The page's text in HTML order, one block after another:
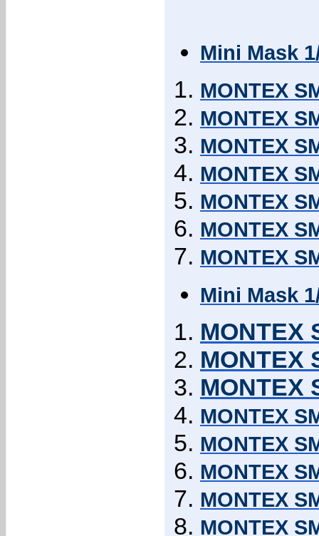
Mini Mask
MONTEX
MONTEX
MONTEX
MONTEX
MONTEX
MONTEX
MONTEX
Mini Mask
MONTEX
MONTEX
MONTEX
MONTEX
MONTEX
MONTEX
MONTEX
MONTEX